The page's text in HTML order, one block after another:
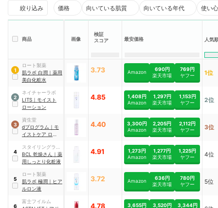
絞り込み 価格 向いている肌質 向いている年代 使い
商品 画像
検証
スコア
最安価格 人気
1
ロート製薬
肌ラボ 白潤 ｜ 薬用
美白化粧水
3.73 Amazon
690円
楽天市場
769円
ヤフー
1位
2
ネイチャーラボ
LITS ｜ モイスト
ローション
4.85
1,408円
Amazon
1,297円
楽天市場
1,153円
ヤフー
2位
3
資生堂
dプログラム ｜ モ
イストケア ローシ
4.40
3,300円
Amazon
2,205円
楽天市場
2,112円
ヤフー
3位
4
スタイリングライ
フ・ホールディン
グス
BCL 乾燥さん ｜ 薬
用しっとり化粧液
4.91
1,273円
Amazon
1,277円
楽天市場
1,225円
ヤフー
4位
5
ロート製薬
肌ラボ 極潤 ｜ ヒア
ルロン液
3.72 Amazon
636円
楽天市場
780円
ヤフー
5位
6
富士フイルム
4.78 3,655円 3,520円 3,344円